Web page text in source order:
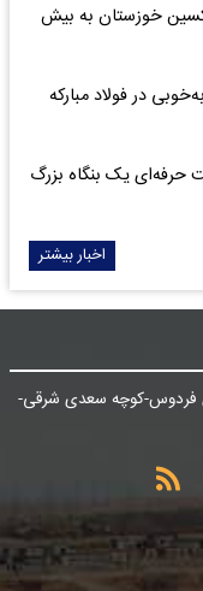
خوزستان به بیش
در فولاد مبارکه
حرفه‌ای یک بنگاه بزرگ
اخبار بیشتر
فردوس-کوچه سعدی شرقی-